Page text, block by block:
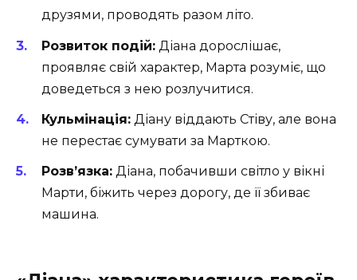
друзями, проводять разом літо.
Розвиток подій: Діана дорослішає,
проявляє свій характер, Марта розуміє, що
доведеться з нею розлучитися.
Кульмінація: Діану віддають Стіву, але вона
не перестає сумувати за Марткою.
Розв’язка: Діана, побачивши світло у вікні
Марти, біжить через дорогу, де її збиває
машина.